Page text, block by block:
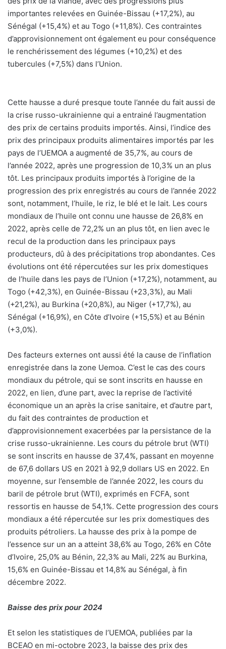
importantes relevées en Guinée-Bissau (+17,2%), au
Sénégal (+15,4%) et au Togo (+11,8%). Ces contraintes
d’approvisionnement ont également eu pour conséquence
le renchérissement des légumes (+10,2%) et des
tubercules (+7,5%) dans l’Union.
Cette hausse a duré presque toute l’année du fait aussi de
la crise russo-ukrainienne qui a entrainé l’augmentation
des prix de certains produits importés. Ainsi, l’indice des
prix des principaux produits alimentaires importés par les
pays de l’UEMOA a augmenté de 35,7%, au cours de
l’année 2022, après une progression de 10,3% un an plus
tôt. Les principaux produits importés à l’origine de la
progression des prix enregistrés au cours de l’année 2022
sont, notamment, l’huile, le riz, le blé et le lait. Les cours
mondiaux de l’huile ont connu une hausse de 26,8% en
2022, après celle de 72,2% un an plus tôt, en lien avec le
recul de la production dans les principaux pays
producteurs, dû à des précipitations trop abondantes. Ces
évolutions ont été répercutées sur les prix domestiques
de l’huile dans les pays de l’Union (+17,2%), notamment, au
Togo (+42,3%), en Guinée-Bissau (+23,3%), au Mali
(+21,2%), au Burkina (+20,8%), au Niger (+17,7%), au
Sénégal (+16,9%), en Côte d’Ivoire (+15,5%) et au Bénin
(+3,0%).
Des facteurs externes ont aussi été la cause de l’inflation
enregistrée dans la zone Uemoa. C’est le cas des cours
mondiaux du pétrole, qui se sont inscrits en hausse en
2022, en lien, d’une part, avec la reprise de l’activité
économique un an après la crise sanitaire, et d’autre part,
du fait des contraintes de production et
d’approvisionnement exacerbées par la persistance de la
crise russo-ukrainienne. Les cours du pétrole brut (WTI)
se sont inscrits en hausse de 37,4%, passant en moyenne
de 67,6 dollars US en 2021 à 92,9 dollars US en 2022. En
moyenne, sur l’ensemble de l’année 2022, les cours du
baril de pétrole brut (WTI), exprimés en FCFA, sont
ressortis en hausse de 54,1%. Cette progression des cours
mondiaux a été répercutée sur les prix domestiques des
produits pétroliers. La hausse des prix à la pompe de
l’essence sur un an a atteint 38,6% au Togo, 26% en Côte
d’Ivoire, 25,0% au Bénin, 22,3% au Mali, 22% au Burkina,
15,6% en Guinée-Bissau et 14,8% au Sénégal, à fin
décembre 2022.
Baisse des prix pour 2024
Et selon les statistiques de l’UEMOA, publiées par la
BCEAO en mi-octobre 2023, la baisse des prix des